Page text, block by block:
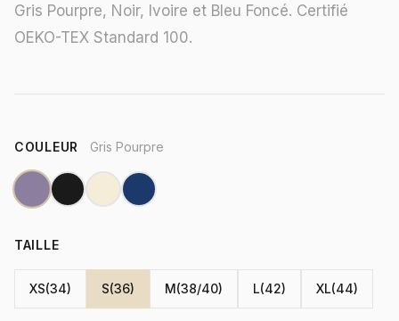
Gris Pourpre, Noir, Ivoire et Bleu Foncé. Certifié
OEKO-TEX Standard 100.
COULEUR Gris Pourpre
TAILLE
XS(34) S(36) M(38/40) L(42) XL(44)